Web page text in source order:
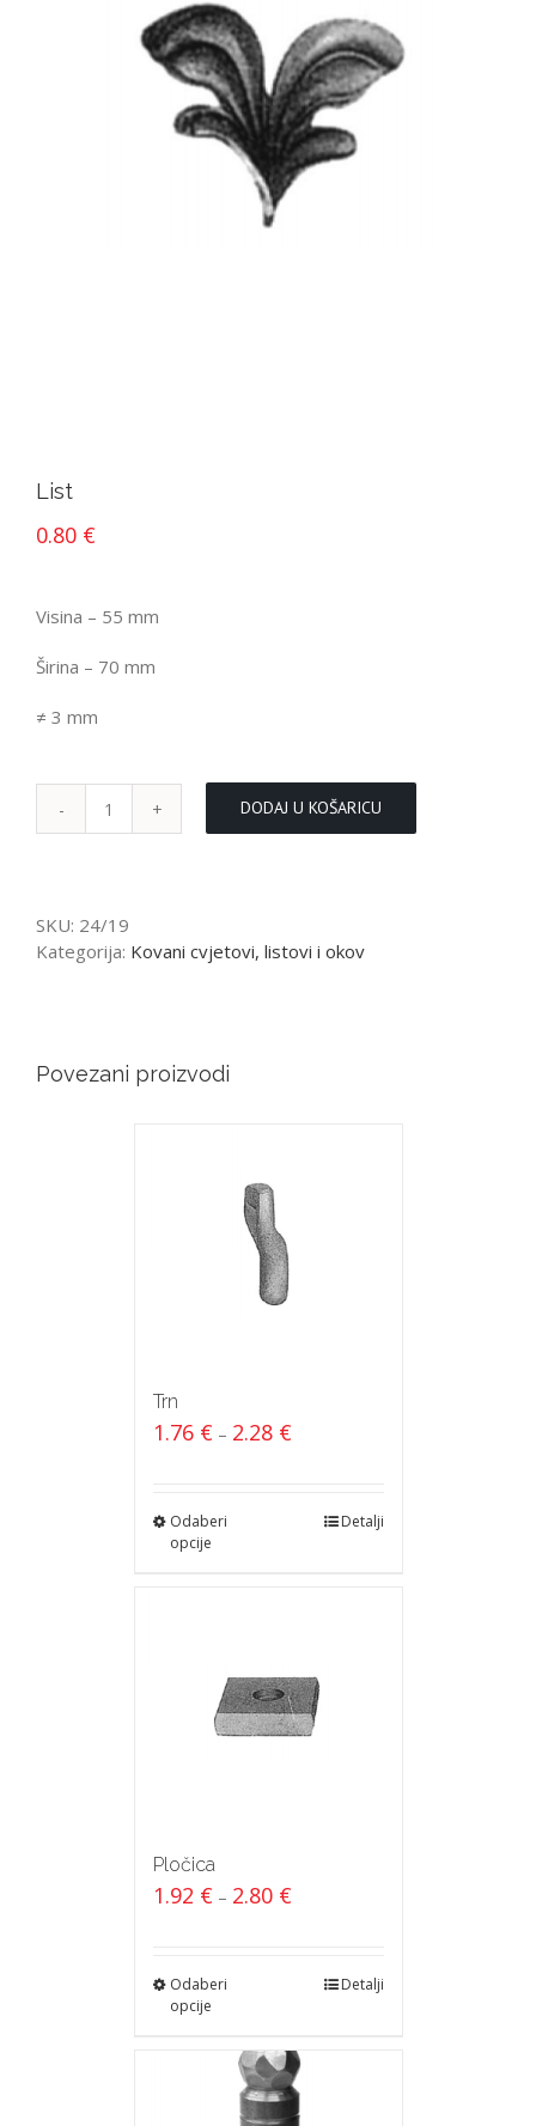
List
0.80 €
Visina – 55 mm
Širina – 70 mm
≠ 3 mm
List
DODAJ U KOŠARICU
SKU: 24/19
Kategorija: Kovani cvjetovi, listovi i okov
Povezani proizvodi
Trn
1.76 € – 2.28 €
Odaberi
opcije
Detalji
Pločica
1.92 € – 2.80 €
Odaberi
opcije
Detalji